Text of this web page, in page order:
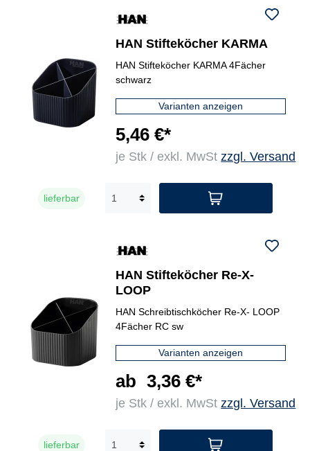
HAN Stifteköcher KARMA
HAN Stifteköcher KARMA 4Fächer
schwarz
Varianten anzeigen
5,46 €*
je Stk / exkl. MwStzzgl. Versand
lieferbar
HAN Stifteköcher Re-X-
LOOP
HAN Schreibtischköcher Re-X- LOOP
4Fächer RC sw
Varianten anzeigen
ab 3,36 €*
je Stk / exkl. MwStzzgl. Versand
lieferbar